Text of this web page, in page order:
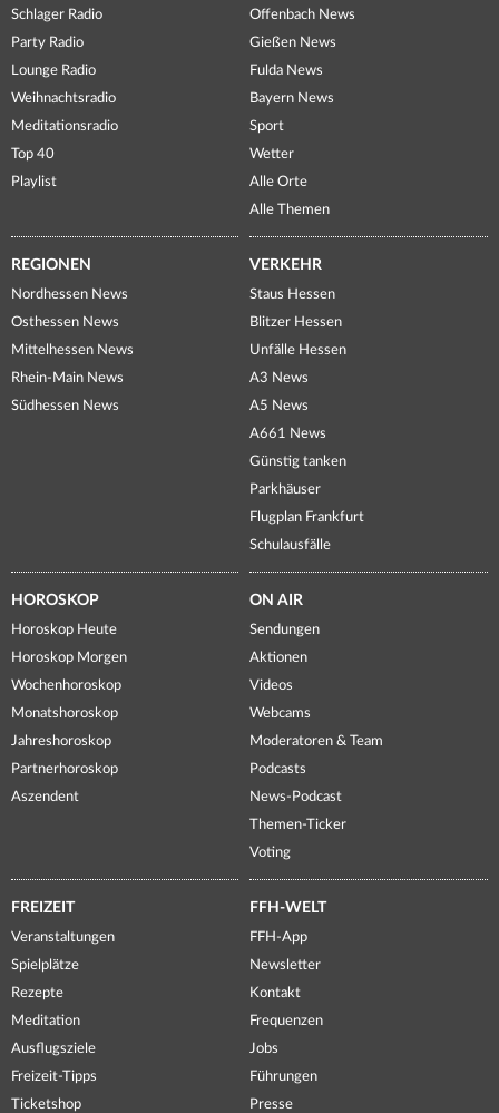
Schlager Radio
Party Radio
Lounge Radio
Weihnachtsradio
Meditationsradio
Top 40
Playlist
Offenbach News
Gießen News
Fulda News
Bayern News
Sport
Wetter
Alle Orte
Alle Themen
REGIONEN
Nordhessen News
Osthessen News
Mittelhessen News
Rhein-Main News
Südhessen News
VERKEHR
Staus Hessen
Blitzer Hessen
Unfälle Hessen
A3 News
A5 News
A661 News
Günstig tanken
Parkhäuser
Flugplan Frankfurt
Schulausfälle
HOROSKOP
Horoskop Heute
Horoskop Morgen
Wochenhoroskop
Monatshoroskop
Jahreshoroskop
Partnerhoroskop
Aszendent
ON AIR
Sendungen
Aktionen
Videos
Webcams
Moderatoren & Team
Podcasts
News-Podcast
Themen-Ticker
Voting
FREIZEIT
Veranstaltungen
Spielplätze
Rezepte
Meditation
Ausflugsziele
Freizeit-Tipps
Ticketshop
FFH-WELT
FFH-App
Newsletter
Kontakt
Frequenzen
Jobs
Führungen
Presse